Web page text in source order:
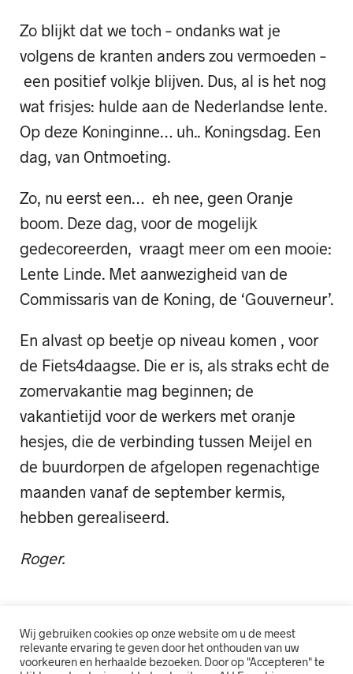
Zo blijkt dat we toch – ondanks wat je
volgens de kranten anders zou vermoeden –
een positief volkje blijven. Dus, al is het nog
wat frisjes: hulde aan de Nederlandse lente.
Op deze Koninginne… uh.. Koningsdag. Een
dag, van Ontmoeting.
Zo, nu eerst een… eh nee, geen Oranje
boom. Deze dag, voor de mogelijk
gedecoreerden, vraagt meer om een mooie:
Lente Linde. Met aanwezigheid van de
Commissaris van de Koning, de ‘Gouverneur’.
En alvast op beetje op niveau komen , voor
de Fiets4daagse. Die er is, als straks echt de
zomervakantie mag beginnen; de
vakantietijd voor de werkers met oranje
hesjes, die de verbinding tussen Meijel en
de buurdorpen de afgelopen regenachtige
maanden vanaf de september kermis,
hebben gerealiseerd.
Roger.
Wij gebruiken cookies op onze website om u de meest
relevante ervaring te geven door het onthouden van uw
voorkeuren en herhaalde bezoeken. Door op "Accepteren" te